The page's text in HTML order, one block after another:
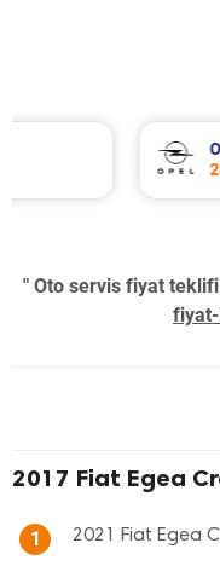
Opel
2023
" Oto servis fiyat
2017 Fiat Egea
1 2021 Fiat Egea